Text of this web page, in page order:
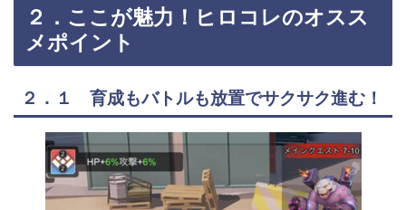
２．ここが魅力！ヒロコレのオスス
メポイント
２．１ 育成もバトルも放置でサクサク進む！